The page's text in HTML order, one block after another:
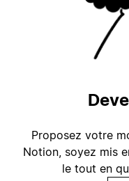
Proposez votre
Notion, soyez mis
le tout en